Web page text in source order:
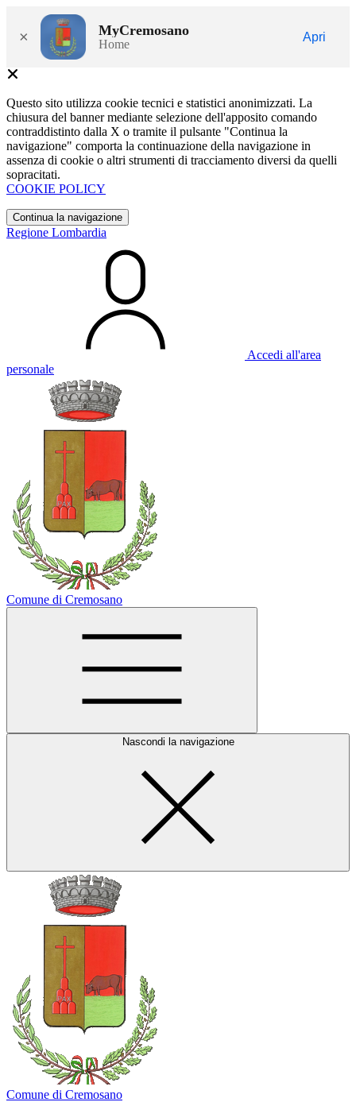
× MyCremosano
Home
Apri
Questo sito utilizza cookie tecnici e statistici anonimizzati. La
chiusura del banner mediante selezione dell'apposito comando
contraddistinto dalla X o tramite il pulsante "Continua la
navigazione" comporta la continuazione della navigazione in
assenza di cookie o altri strumenti di tracciamento diversi da quelli
sopracitati.
COOKIE POLICY
Continua la navigazione
Regione Lombardia
Accedi all'area
personale
Comune di Cremosano
Nascondi la navigazione
Comune di Cremosano